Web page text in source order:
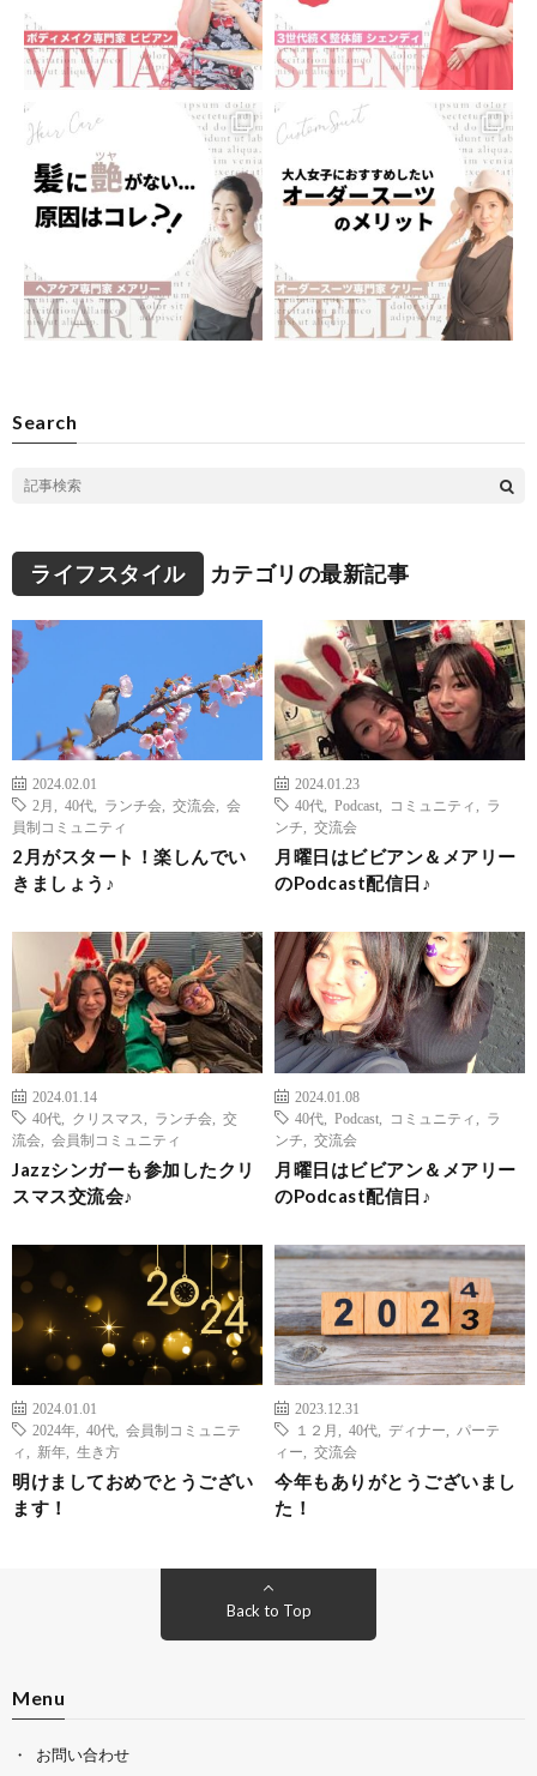
Search
ライフスタイル カテゴリの最新記事
2024.02.01
2月
40代 ランチ会 交流会
会
員制コミュニティ
2月がスタート！楽しんでい
きましょう♪
2024.01.23
40代
Podcast コミュニティ
ラ
ンチ
交流会
月曜日はビビアン＆メアリー
のPodcast配信日♪
2024.01.14
40代
クリスマス ランチ会
交
流会
会員制コミュニティ
Jazzシンガーも参加したクリ
スマス交流会♪
2024.01.08
40代
Podcast コミュニティ
ラ
ンチ
交流会
月曜日はビビアン＆メアリー
のPodcast配信日♪
2024.01.01
2024年
40代
会員制コミュニテ
ィ
新年 生き方
明けましておめでとうござい
ます！
2023.12.31
１２月
40代 ディナー
パーテ
ィー
交流会
今年もありがとうございまし
た！
Back to Top
Menu
お問い合わせ